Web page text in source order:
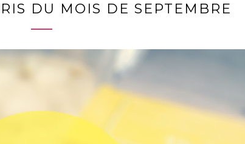
DU MOIS DE SEPTEMBRE